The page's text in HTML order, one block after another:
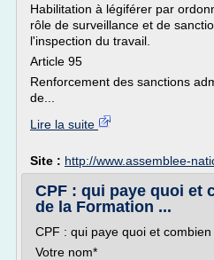
Habilitation à légiférer par
rôle de surveillance et de
l'inspection du travail.
Article 95
Renforcement des sanctions
de...
Lire la suite
Site : http://www.assemblee-
CPF : qui paye quoi et
de la Formation ...
CPF : qui paye quoi et combien
Votre nom*